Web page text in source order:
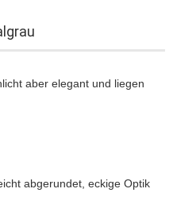
aber elegant und liegen
abgerundet, eckige Optik